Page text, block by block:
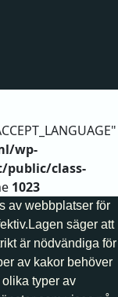
wp-
public/class-
1023
av webbplatser för
säger att
är nödvändiga för
av kakor behöver
typer av